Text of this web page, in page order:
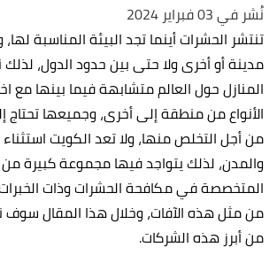
نُشر في 03 فبراير 2024
تنتشر الحشرات أينما تجد البيئة المناسبة
مدينة أو أخرى ولا حتى بين حدود الدول،
المنازل حول العالم متشابهة فيما بينها مع
الأنواع من منطقة إلى أخرى، وجميعها
من أجل التخلص منها، ولا تعد الكويت
والمدن، لذلك يتواجد فيها مجموعة كبيرة
المتخصصة في مكافحة الحشرات وذات
من مثل هذه الآفات، وخلال هذا المقال
من أبرز هذه الشركات.